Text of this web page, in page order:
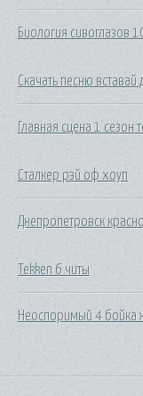
Биология сивоглазов
Скачать песню
Главная сцена 1 сезон
Сталкер рэй оф хоуп
Днепропетровск
Tekken 6 читы
Неоспоримый 4 бойка